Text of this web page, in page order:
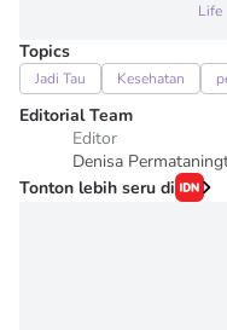
Life
Topics
Jadi Tau Kesehatan
Editorial Team
Editor
Denisa
Tonton lebih seru di